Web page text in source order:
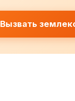
Вызвать